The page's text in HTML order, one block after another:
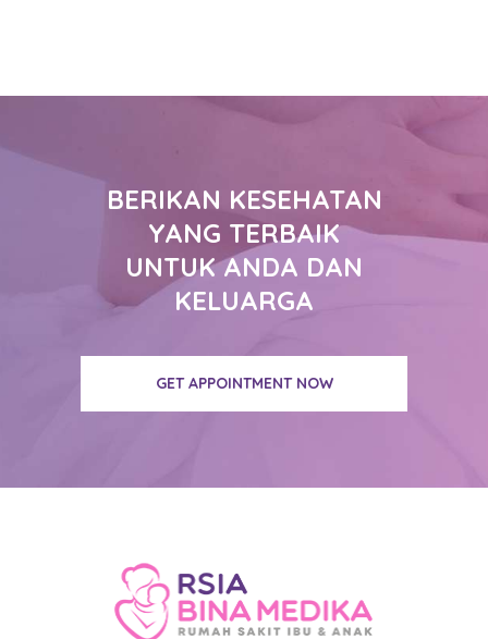
BERIKAN KESEHATAN
YANG TERBAIK
UNTUK ANDA DAN
KELUARGA
GET APPOINTMENT NOW